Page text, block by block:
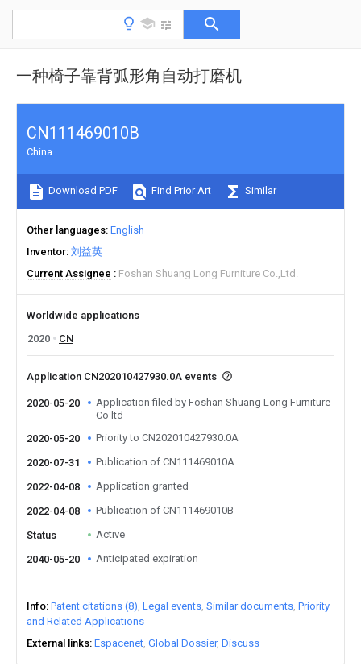
一种椅子靠背弧形角自动打磨机
CN111469010B
China
Download PDF Find Prior Art Similar
Other languages English
Inventor 刘益英
Current Assignee
Foshan Shuang Long Furniture Co.,Ltd.
Worldwide applications
2020
CN
Application CN202010427930.0A events
2020-05-20
Application filed by Foshan Shuang Long Furniture
Co ltd
2020-05-20
Priority to CN202010427930.0A
2020-07-31 Publication of CN111469010A
2022-04-08 Application granted
2022-04-08 Publication of CN111469010B
Status Active
2040-05-20 Anticipated expiration
Info Patent citations (8) Legal events Similar documents Priority
and Related Applications
External links Espacenet Global Dossier Discuss